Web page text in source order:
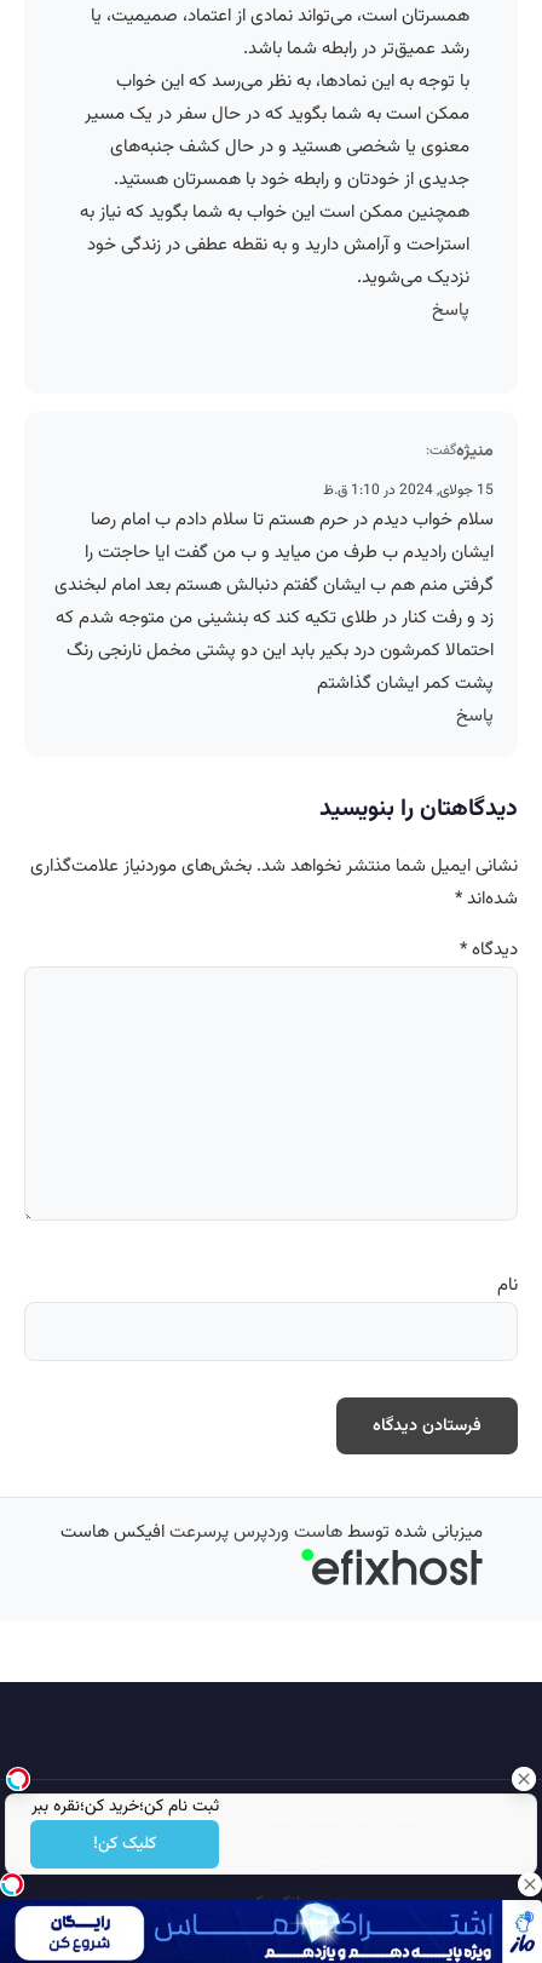
ثبت نام کن؛خرید کن؛نقره ببر
کلیک کن!
همسرتان است، می‌تواند نمادی از اعتماد، صمیمیت، یا
رشد عمیق‌تر در رابطه شما باشد.
با توجه به این نمادها، به نظر می‌رسد که این خواب
ممکن است به شما بگوید که در حال سفر در یک مسیر
معنوی یا شخصی هستید و در حال کشف جنبه‌های
جدیدی از خودتان و رابطه خود با همسرتان هستید.
همچنین ممکن است این خواب به شما بگوید که نیاز به
استراحت و آرامش دارید و به نقطه عطفی در زندگی خود
نزدیک می‌شوید.
پاسخ
منیژهگفت:
15 جولای, 2024 در 1:10 ق.ظ
سلام خواب دیدم در حرم هستم تا سلام دادم ب امام رصا
ایشان رادیدم ب طرف من میاید و ب من گفت ایا حاجتت را
گرفتی منم هم ب ایشان گفتم دنبالش هستم بعد امام لبخندی
زد و رفت کنار در طلای تکیه کند که بنشینی من متوجه شدم که
احتمالا کمرشون درد بکیر بابد این دو پشتی مخمل نارنجی رنگ
پشت کمر ایشان گذاشتم
پاسخ
دیدگاهتان را بنویسید
نشانی ایمیل شما منتشر نخواهد شد. بخش‌های موردنیاز علامت‌گذاری
شده‌اند*
دیدگاه*
نام
میزبانی شده توسطهاست وردپرس پرسرعتافیکس هاست
مجله نورگرام
noorgram
بانک عکس
سایت هم معنی